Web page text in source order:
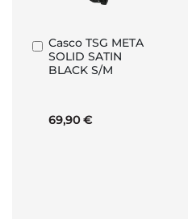
Casco TSG META
SOLID SATIN
BLACK S/M
69,90 €
Añadir
al
carrito